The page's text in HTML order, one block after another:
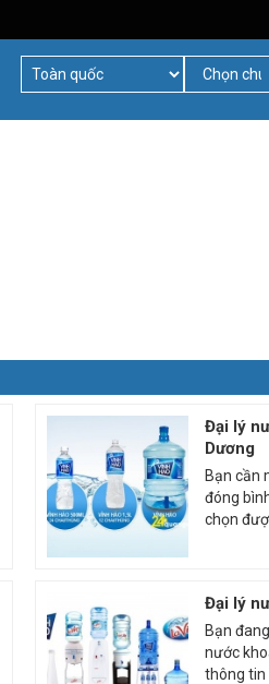
Đại lý
Dương
Bạn cần
đóng
chọn
Đại lý
Bạn
nước
thông tin